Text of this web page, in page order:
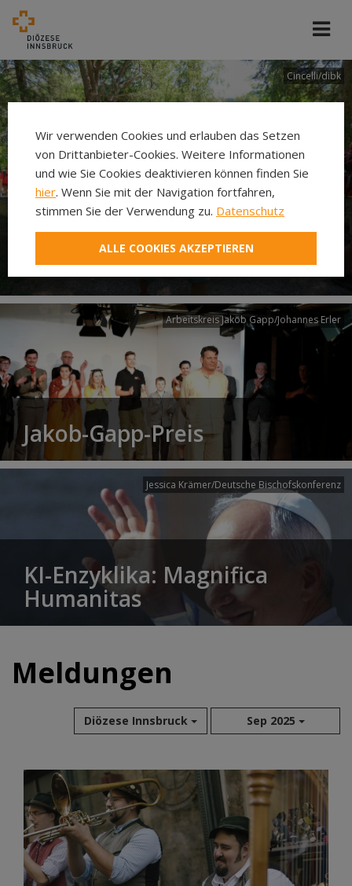
Cincelli/dibk
Neuer Pilgerweg Via
Laudato si’
Arbeitskreis Jakob Gapp/Johannes Erler
Jakob-Gapp-Preis
Jessica Krämer/Deutsche Bischofskonferenz
KI-Enzyklika: Magnifica
Humanitas
Meldungen
Diözese Innsbruck Sep 2025
Aug 2026
Jul 2026
Jun 2026
Mai 2026
Apr 2026
Mär 2026
Wir verwenden Cookies und erlauben das Setzen
von Drittanbieter-Cookies. Weitere Informationen
und wie Sie Cookies deaktivieren können finden Sie
hier. Wenn Sie mit der Navigation fortfahren,
stimmen Sie der Verwendung zu. Datenschutz
ALLE COOKIES AKZEPTIEREN